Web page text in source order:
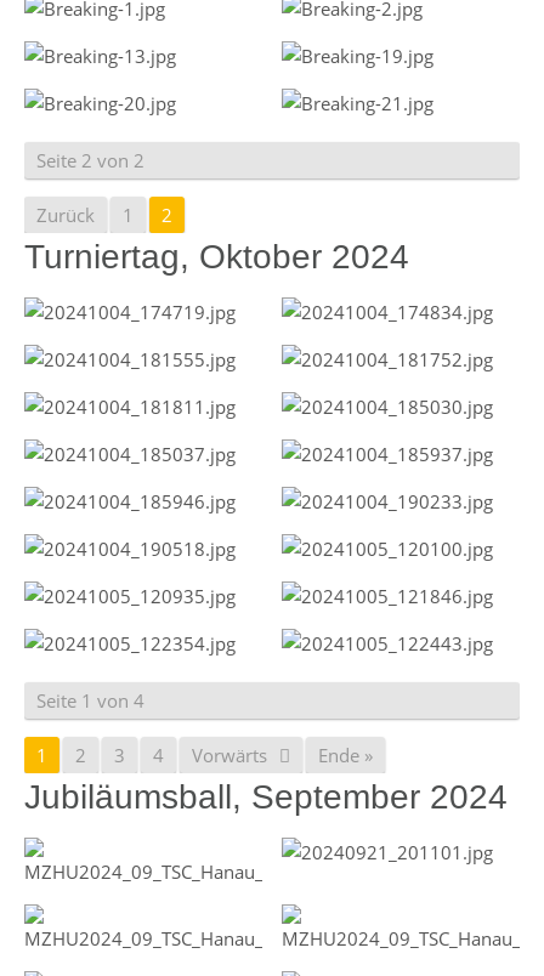
Seite 2 von 2
Zurück 1 2
Turniertag, Oktober 2024
Seite 1 von 4
1 2 3 4 Vorwärts Ende »
Jubiläumsball, September 2024